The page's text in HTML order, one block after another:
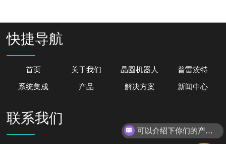
快捷导航
首页 关于我们 晶圆机器人 普雷茨特
系统集成 产品 解决方案 新闻中心
联系我们
可以介绍下你们的产品么